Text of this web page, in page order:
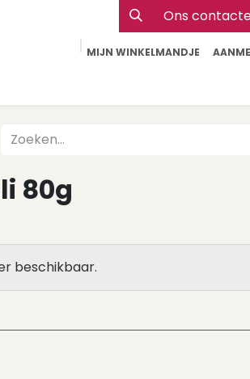
Ons
MIJN WINKELMANDJE
80g
beschikbaar.